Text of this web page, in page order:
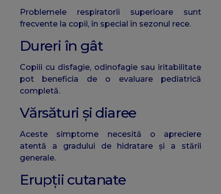
Problemele respiratorii superioare sunt
frecvente la copii, în special în sezonul rece.
Dureri în gât
Copiii cu disfagie, odinofagie sau iritabilitate
pot beneficia de o evaluare pediatrică
completă.
Vărsături și diaree
Aceste simptome necesită o apreciere
atentă a gradului de hidratare și a stării
generale.
Erupții cutanate